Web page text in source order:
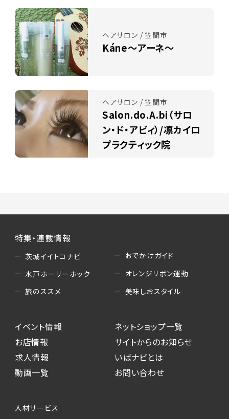
ヘアサロン / 笠間市
Káne～アーネ～
ヘアサロン / 笠間市
Salon.do.A.bi（サロ
ン・ド・アビィ）/凛カイロ
プラクティック院
特集・連載情報
茨城イイトコナビ
水戸ホーリーホック
旅のススメ
おでかけガイド
オレンジリボン運動
美味しおスタイル
イベント情報
お店情報
求人情報
動画一覧
ネットショップ一覧
サイトからのお知らせ
いばナビとは
お問い合わせ
人材サービス